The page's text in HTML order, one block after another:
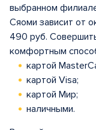
выбранном
Сяоми зависит от
490 руб.
комфортным
картой
картой Visa;
картой Мир;
наличными.